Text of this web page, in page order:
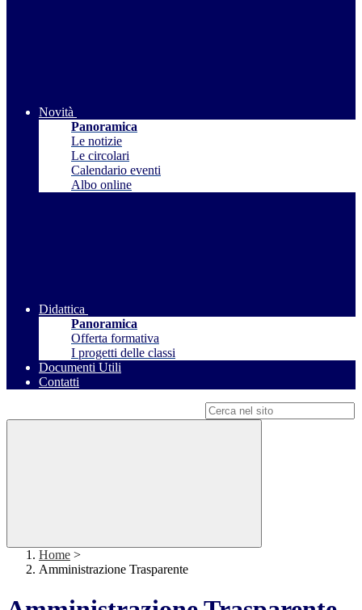
Novità
Panoramica
Le notizie
Le circolari
Calendario eventi
Albo online
Didattica
Panoramica
Offerta formativa
I progetti delle classi
Documenti Utili
Contatti
Home >
Amministrazione Trasparente